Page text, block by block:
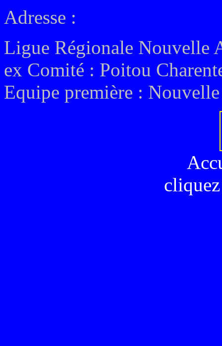
Adresse :
Ligue Régionale Nouvelle
ex Comité : Poitou
Equipe première :